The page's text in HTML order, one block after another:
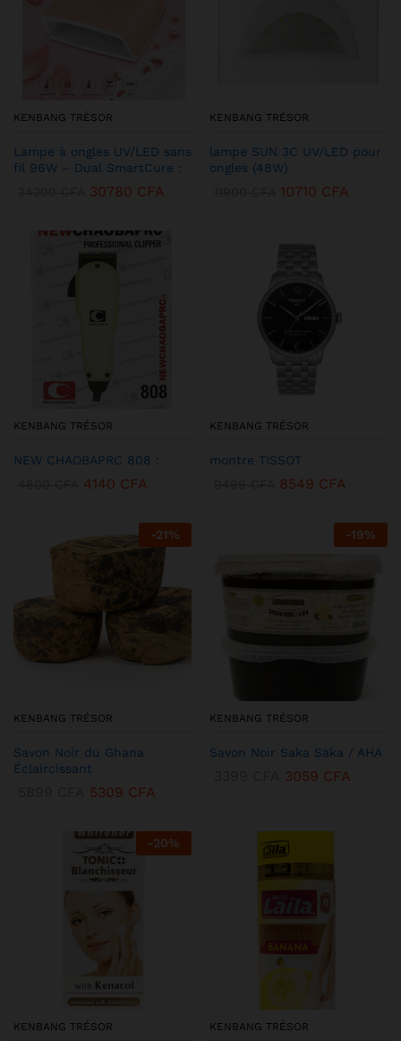
KENBANG TRÉSOR
Lampe à ongles UV/LED sans
fil 96W – Dual SmartCure :
30780 CFA
KENBANG TRÉSOR
lampe SUN 3C UV/LED pour
ongles (48W)
10710 CFA
KENBANG TRÉSOR
NEW CHAOBAPRC 808 :
4140 CFA
KENBANG TRÉSOR
montre TISSOT
8549 CFA
-21%
KENBANG TRÉSOR
Savon Noir du Ghana
Éclaircissant
5309 CFA
-19%
KENBANG TRÉSOR
Savon Noir Saka Saka / AHA
3059 CFA
-20%
KENBANG TRÉSOR KENBANG TRÉSOR